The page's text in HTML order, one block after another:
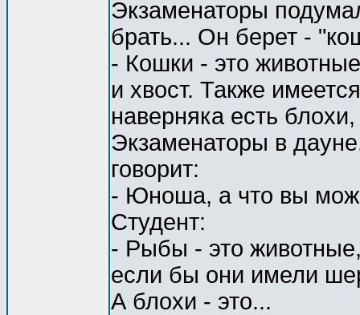
Экзаменаторы
брать... Он берет -
- Кошки - это
и хвост. Также
наверняка есть
Экзаменаторы в
говорит:
- Юноша, а что вы
Студент:
- Рыбы - это
если бы они имели
А блохи - это...